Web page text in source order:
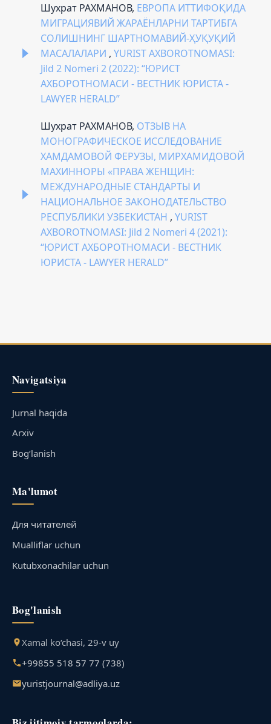
Шухрат РАХМАНОВ, ЕВРОПА ИТТИФОҚИДА
МИГРАЦИЯВИЙ ЖАРАЁНЛАРНИ ТАРТИБГА
СОЛИШНИНГ ШАРТНОМАВИЙ-ҲУҚУҚИЙ
МАСАЛАЛАРИ , YURIST AXBOROTNOMASI:
Jild 2 Nomeri 2 (2022): “ЮРИСТ
АХБОРОТНОМАСИ - ВЕСТНИК ЮРИСТА -
LAWYER HERALD”
Шухрат РАХМАНОВ, ОТЗЫВ НА
МОНОГРАФИЧЕСКОЕ ИССЛЕДОВАНИЕ
ХАМДАМОВОЙ ФЕРУЗЫ, МИРХАМИДОВОЙ
МАХИННОРЫ «ПРАВА ЖЕНЩИН:
МЕЖДУНАРОДНЫЕ СТАНДАРТЫ И
НАЦИОНАЛЬНОЕ ЗАКОНОДАТЕЛЬСТВО
РЕСПУБЛИКИ УЗБЕКИСТАН , YURIST
AXBOROTNOMASI: Jild 2 Nomeri 4 (2021):
“ЮРИСТ АХБОРОТНОМАСИ - ВЕСТНИК
ЮРИСТА - LAWYER HERALD”
Navigatsiya
Jurnal haqida
Arxiv
Bog‘lanish
Ma'lumot
Для читателей
Mualliflar uchun
Kutubxonachilar uchun
Bog'lanish
Xamal ko‘chasi, 29-v uy
+99855 518 57 77 (738)
yuristjournal@adliya.uz